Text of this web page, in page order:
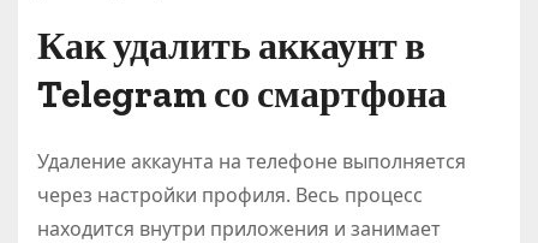
Как удалить аккаунт в
Telegram со смартфона
Удаление аккаунта на телефоне выполняется
через настройки профиля. Весь процесс
находится внутри приложения и занимает